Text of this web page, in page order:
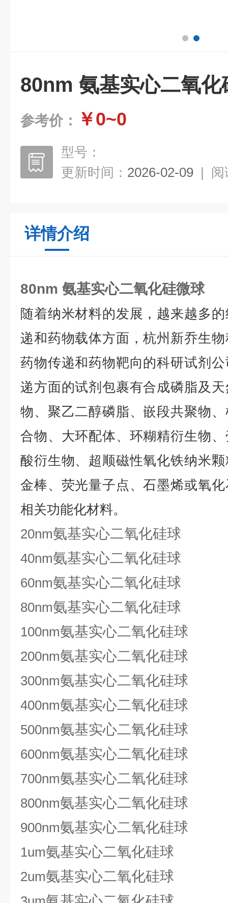
80nm 氨基实心二氧化
参考价： ￥0~0
型号：
更新时间： 2026-02-09 | 阅
详情介绍
80nm 氨基实心二氧化硅微球
随着纳米材料的发展，越来越多
递和药物载体方面，杭州新乔生
药物传递和药物靶向的科研试剂
递方面的试剂包裹有合成磷脂及
物、聚乙二醇磷脂、嵌段共聚物
合物、大环配体、环糊精衍生物
酸衍生物、超顺磁性氧化铁纳米
金棒、荧光量子点、石墨烯或氧
相关功能化材料。
20nm氨基实心二氧化硅球
40nm氨基实心二氧化硅球
60nm氨基实心二氧化硅球
80nm氨基实心二氧化硅球
100nm氨基实心二氧化硅球
200nm氨基实心二氧化硅球
300nm氨基实心二氧化硅球
400nm氨基实心二氧化硅球
500nm氨基实心二氧化硅球
600nm氨基实心二氧化硅球
700nm氨基实心二氧化硅球
800nm氨基实心二氧化硅球
900nm氨基实心二氧化硅球
1um氨基实心二氧化硅球
2um氨基实心二氧化硅球